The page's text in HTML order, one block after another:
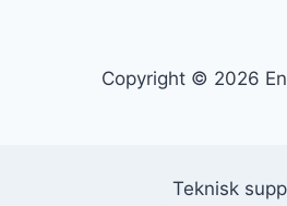
Copyright © 2026
Teknisk